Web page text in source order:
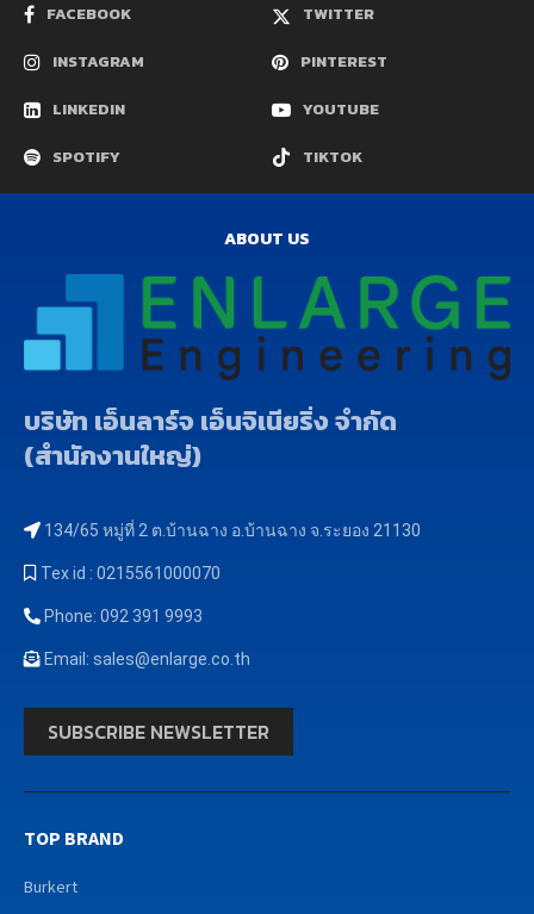
FACEBOOK TWITTER
INSTAGRAM PINTEREST
LINKEDIN YOUTUBE
SPOTIFY TIKTOK
ABOUT US
บริษัท เอ็นลาร์จ เอ็นจิเนียริ่ง จำกัด
(สำนักงานใหญ่)
134/65 หมู่ที่ 2 ต.บ้านฉาง อ.บ้านฉาง จ.ระยอง 21130
Tex id : 0215561000070
Phone: 092 391 9993
Email: sales@enlarge.co.th
SUBSCRIBE NEWSLETTER
TOP BRAND
Burkert